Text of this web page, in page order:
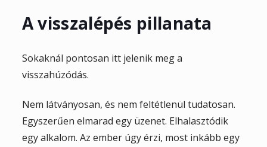
A visszalépés pillanata
Sokaknál pontosan itt jelenik meg a
visszahúzódás.
Nem látványosan, és nem feltétlenül tudatosan.
Egyszerűen elmarad egy üzenet. Elhalasztódik
egy alkalom. Az ember úgy érzi, most inkább egy